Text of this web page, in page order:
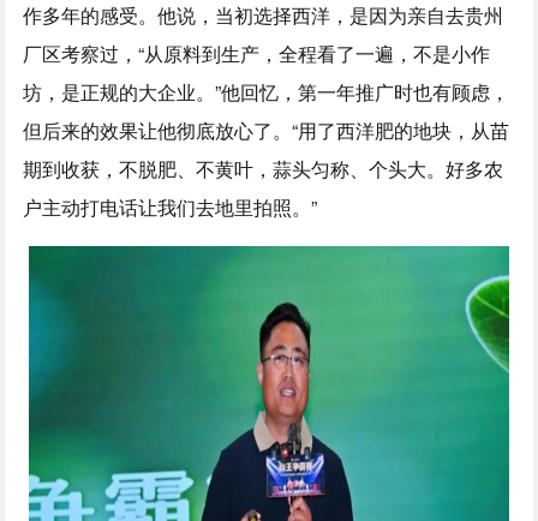
作多年的感受。他说，当初选择西洋，是因为亲自去贵州
厂区考察过，“从原料到生产，全程看了一遍，不是小作
坊，是正规的大企业。”他回忆，第一年推广时也有顾虑，
但后来的效果让他彻底放心了。“用了西洋肥的地块，从苗
期到收获，不脱肥、不黄叶，蒜头匀称、个头大。好多农
户主动打电话让我们去地里拍照。”